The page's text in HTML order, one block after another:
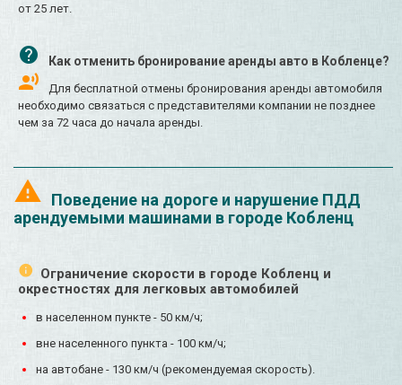
от 25 лет.
Как отменить бронирование аренды авто в Кобленце?
Для бесплатной отмены бронирования аренды автомобиля
необходимо связаться с представителями компании не позднее
чем за 72 часа до начала аренды.
Поведение на дороге и нарушение ПДД
арендуемыми машинами в городе Кобленц
Ограничение скорости в городе Кобленц и
окрестностях для легковых автомобилей
в населенном пункте - 50 км/ч;
вне населенного пункта - 100 км/ч;
на автобане - 130 км/ч (рекомендуемая скорость).